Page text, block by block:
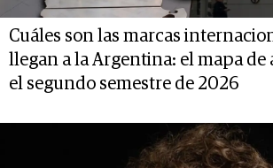
Cuáles son las marcas
llegan a la Argentina: el mapa
el segundo semestre de 2026